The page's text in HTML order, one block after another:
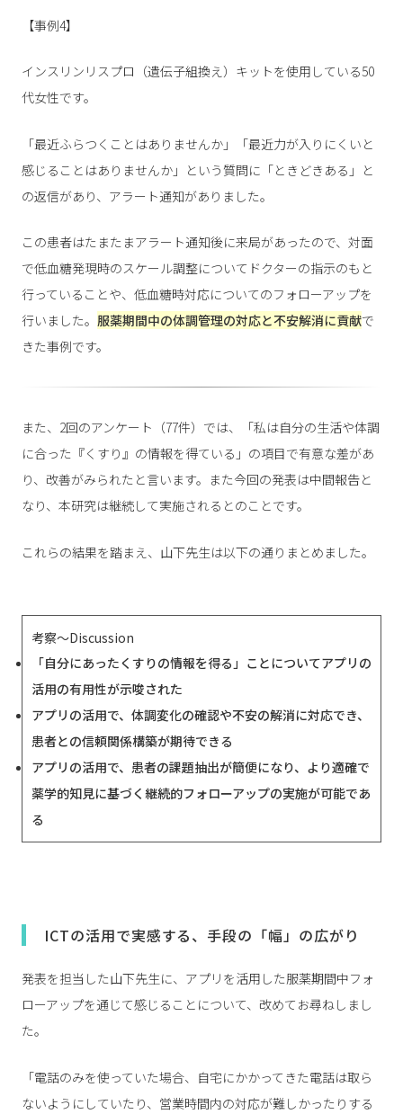
【事例4】
インスリンリスプロ（遺伝子組換え）キットを使用している50
代女性です。
「最近ふらつくことはありませんか」「最近力が入りにくいと
感じることはありませんか」という質問に「ときどきある」と
の返信があり、アラート通知がありました。
この患者はたまたまアラート通知後に来局があったので、対面
で低血糖発現時のスケール調整についてドクターの指示のもと
行っていることや、低血糖時対応についてのフォローアップを
行いました。 服薬期間中の体調管理の対応と不安解消に貢献で
きた事例です。
また、2回のアンケート（77件）では、「私は自分の生活や体調
に合った『くすり』の情報を得ている」の項目で有意な差があ
り、改善がみられたと言います。また今回の発表は中間報告と
なり、本研究は継続して実施されるとのことです。
これらの結果を踏まえ、山下先生は以下の通りまとめました。
考察～Discussion
「自分にあったくすりの情報を得る」ことについてアプリの
活用の有用性が示唆された
アプリの活用で、体調変化の確認や不安の解消に対応でき、
患者との信頼関係構築が期待できる
アプリの活用で、患者の課題抽出が簡便になり、より適確で
薬学的知見に基づく継続的フォローアップの実施が可能であ
る
ICTの活用で実感する、手段の「幅」の広がり
発表を担当した山下先生に、アプリを活用した服薬期間中フォ
ローアップを通じて感じることについて、改めてお尋ねしまし
た。
「電話のみを使っていた場合、自宅にかかってきた電話は取ら
ないようにしていたり、営業時間内の対応が難しかったりする